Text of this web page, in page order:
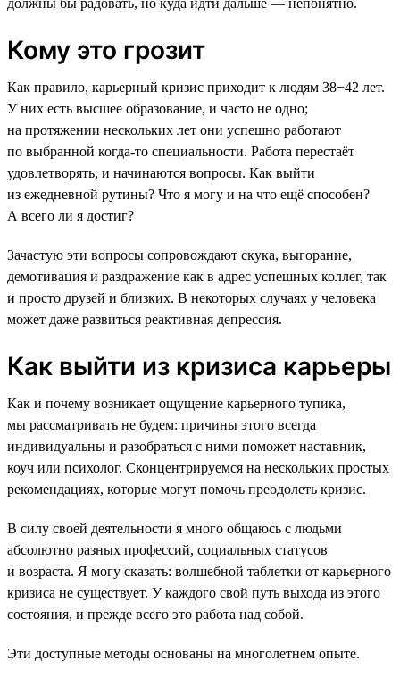
Кому это грозит
Как правило, карьерный кризис приходит к людям 38−42 лет.
У них есть высшее образование, и часто не одно;
на протяжении нескольких лет они успешно работают
по выбранной когда-то специальности. Работа перестаёт
удовлетворять, и начинаются вопросы. Как выйти
из ежедневной рутины? Что я могу и на что ещё способен?
А всего ли я достиг?
Зачастую эти вопросы сопровождают скука, выгорание,
демотивация и раздражение как в адрес успешных коллег, так
и просто друзей и близких. В некоторых случаях у человека
может даже развиться реактивная депрессия.
Как выйти из кризиса карьеры
Как и почему возникает ощущение карьерного тупика,
мы рассматривать не будем: причины этого всегда
индивидуальны и разобраться с ними поможет наставник,
коуч или психолог. Сконцентрируемся на нескольких простых
рекомендациях, которые могут помочь преодолеть кризис.
В силу своей деятельности я много общаюсь с людьми
абсолютно разных профессий, социальных статусов
и возраста. Я могу сказать: волшебной таблетки от карьерного
кризиса не существует. У каждого свой путь выхода из этого
состояния, и прежде всего это работа над собой.
Эти доступные методы основаны на многолетнем опыте.